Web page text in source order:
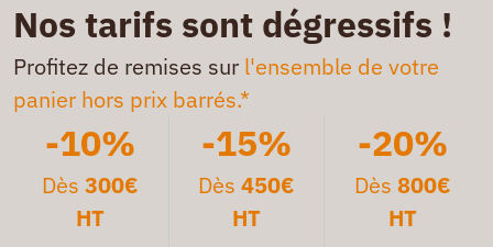
Nos tarifs sont dégressifs !
Profitez de remises sur l'ensemble de votre
panier hors prix barrés.*
-10%
Dès300€
HT
-15%
Dès 450€
HT
-20%
Dès 800€
HT